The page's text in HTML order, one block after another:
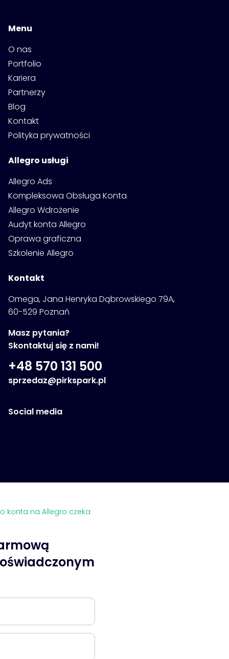
Menu
O nas
Portfolio
Kariera
Partnerzy
Blog
Kontakt
Polityka prywatności
Allegro usługi
Allegro Ads
Kompleksowa Obsługa Konta
Allegro Wdrożenie
Audyt konta Allegro
Oprawa graficzna
Szkolenie Allegro
Kontakt
Omega, Jana Henryka Dąbrowskiego 79A,
60-529 Poznań
Masz pytania?
Skontaktuj się z nami!
+48 570 131 500
sprzedaz@pirkspark.pl
Social media
konta na Allegro czeka